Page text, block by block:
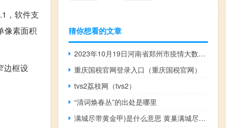
，软件支
像素面积
边框设
猜你想看的文章
2023年10月19日河南省郑州市疫情大数据-今日/今天疫情全网搜索最新实时消息动态情况通知播报
重庆国税官网登录入口（重庆国税官网）
tvs2荔枝网（tvs2）
“清词焕春丛”的出处是哪里
满城尽带黄金甲)是什么意思 黄巢满城尽带黄金甲